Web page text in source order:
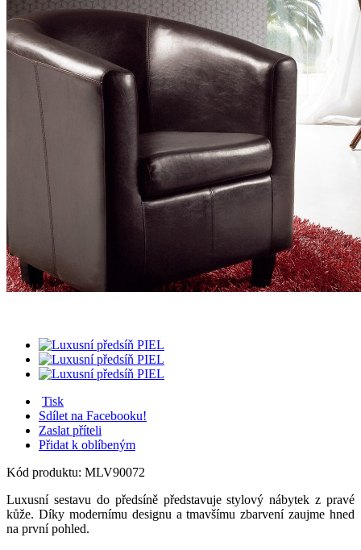
Tisk
Sdílet na Facebooku!
Zaslat příteli
Přidat k oblíbeným
Kód produktu: MLV90072
Luxusní sestavu do předsíně představuje stylový nábytek z pravé
kůže. Díky modernímu designu a tmavšímu zbarvení zaujme hned
na první pohled.